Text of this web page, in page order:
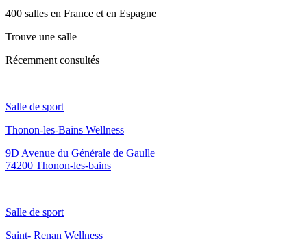
400 salles en France et en Espagne
Trouve une salle
Récemment consultés
Salle de sport
Thonon-les-Bains Wellness
9D Avenue du Générale de Gaulle
74200 Thonon-les-bains
Salle de sport
Saint- Renan Wellness